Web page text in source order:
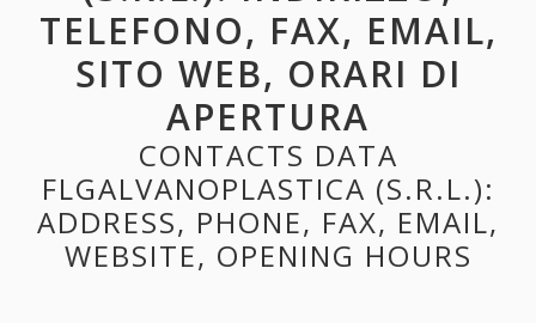
TELEFONO, FAX, EMAIL,
SITO WEB, ORARI DI
APERTURA
CONTACTS DATA
FLGALVANOPLASTICA (S.R.L.):
ADDRESS, PHONE, FAX, EMAIL,
WEBSITE, OPENING HOURS